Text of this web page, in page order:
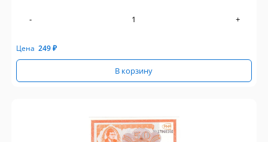
- +
Цена 249₽
В корзину